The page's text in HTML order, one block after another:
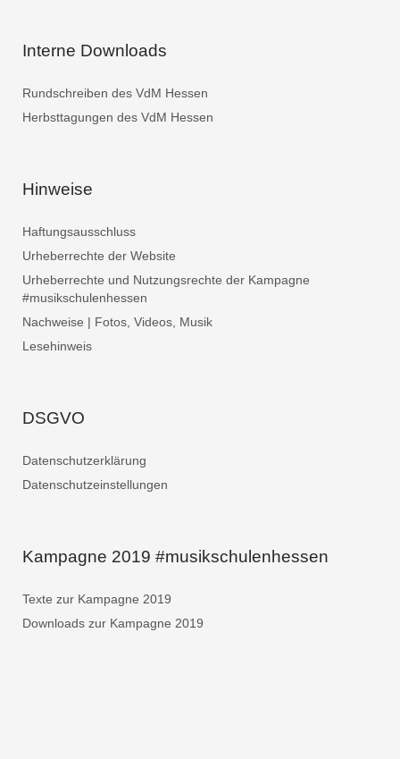
Interne Downloads
Rundschreiben des VdM Hessen
Herbsttagungen des VdM Hessen
Hinweise
Haftungsausschluss
Urheberrechte der Website
Urheberrechte und Nutzungsrechte der Kampagne
#musikschulenhessen
Nachweise | Fotos, Videos, Musik
Lesehinweis
DSGVO
Datenschutzerklärung
Datenschutzeinstellungen
Kampagne 2019 #musikschulenhessen
Texte zur Kampagne 2019
Downloads zur Kampagne 2019